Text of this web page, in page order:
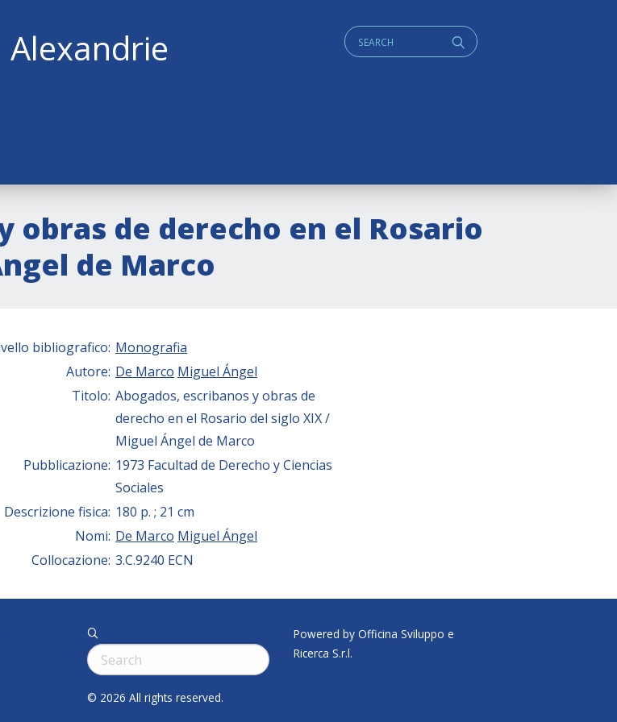
Alexandrie q
Cerca:
obras de derecho en el Rosario
de Marco
bibliografico: Monografia
Autore: De Marco Miguel Ángel
Titolo: Abogados, escribanos y obras de
derecho en el Rosario del siglo XIX /
Miguel Ángel de Marco
Pubblicazione: 1973 Facultad de Derecho y Ciencias
Sociales
Descrizione fisica: 180 p. ; 21 cm
Nomi: De Marco Miguel Ángel
Collocazione: 3.C.9240 ECN
q
Cerca:
© 2026 All rights reserved.
Powered by Officina Sviluppo e
Ricerca S.r.l.